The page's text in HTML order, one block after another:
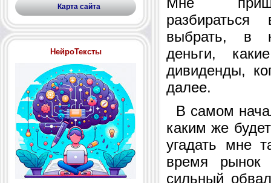
Карта сайта
НейроТексты
выбрать, в
деньги,
дивиденды,
далее.
В самом
каким же
угадать мне
время рынок
сильный